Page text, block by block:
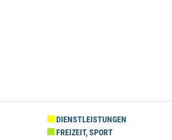
DIENSTLEISTUNGEN
FREIZEIT, SPORT